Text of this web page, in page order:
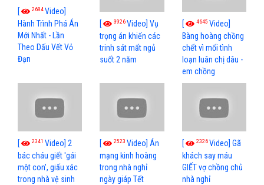
[ 2684Video]
Hành Trình Phá Án
Mới Nhất - Lần
Theo Dấu Vết Vỏ
Đạn
[ 3926Video] Vụ
trọng án khiến các
trinh sát mất ngủ
suốt 2 năm
[ 4645 Video]
Bàng hoàng chồng
chết vì mối tình
loạn luân chị dâu -
em chồng
[ 2341 Video] 2
bác cháu giết 'gái
một con', giấu xác
trong nhà vệ sinh
[ 2523Video] Án
mạng kinh hoàng
trong nhà nghỉ
ngày giáp Tết
[ 2326Video] Gã
khách say máu
GIẾT vợ chồng chủ
nhà nghỉ